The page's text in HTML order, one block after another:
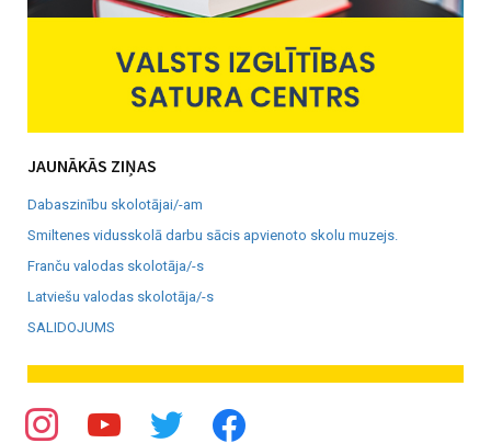
JAUNĀKĀS ZIŅAS
Dabaszinību skolotājai/-am
Smiltenes vidusskolā darbu sācis apvienoto skolu muzejs.
Franču valodas skolotāja/-s
Latviešu valodas skolotāja/-s
SALIDOJUMS